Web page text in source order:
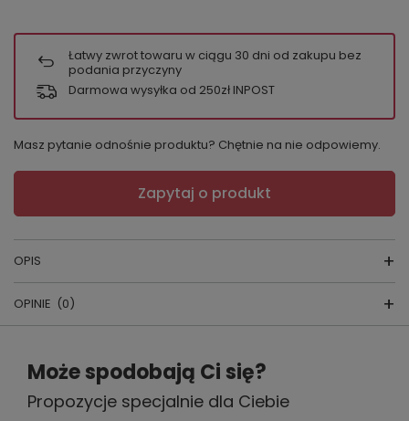
Łatwy zwrot towaru w ciągu 30 dni od zakupu bez
podania przyczyny
Darmowa wysyłka od 250zł INPOST
Masz pytanie odnośnie produktu? Chętnie na nie odpowiemy.
Zapytaj o produkt
OPIS
Piżamka dziecięca
producent: ITALIAN FASHION
OPINIE (0)
Napisz swoją opinię
Twoja ocena:
Może spodobają Ci się?
Propozycje specjalnie dla Ciebie